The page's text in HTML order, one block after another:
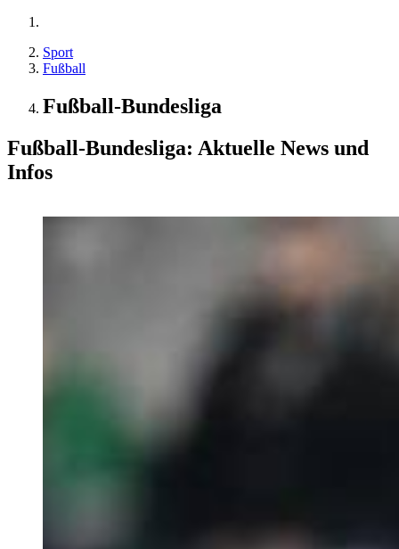
Sport
Fußball
Fußball-Bundesliga
Fußball-Bundesliga: Aktuelle News und
Infos